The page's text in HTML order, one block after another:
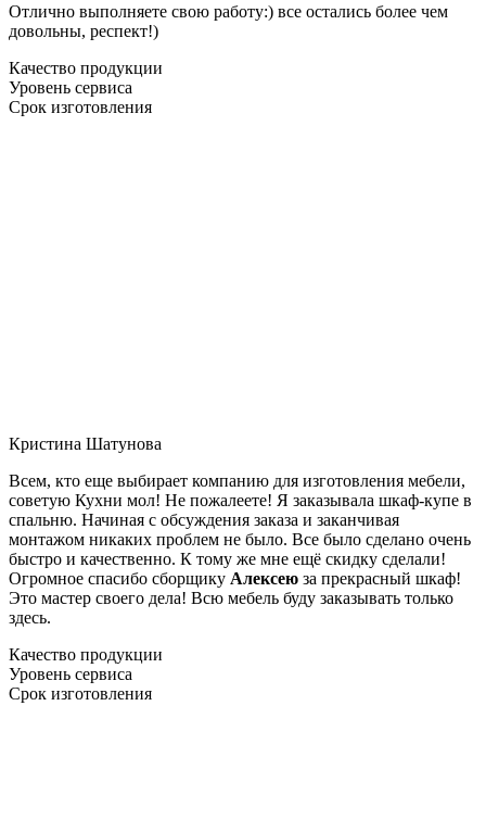
Отлично выполняете свою работу:) все остались более чем
довольны, респект!)
Качество продукции
Уровень сервиса
Срок изготовления
Кристина Шатунова
Всем, кто еще выбирает компанию для изготовления мебели,
советую Кухни мол! Не пожалеете! Я заказывала шкаф-купе в
спальню. Начиная с обсуждения заказа и заканчивая
монтажом никаких проблем не было. Все было сделано очень
быстро и качественно. К тому же мне ещё скидку сделали!
Огромное спасибо сборщику Алексею за прекрасный шкаф!
Это мастер своего дела! Всю мебель буду заказывать только
здесь.
Качество продукции
Уровень сервиса
Срок изготовления